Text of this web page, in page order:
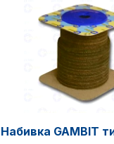
Набивка GAMBIT